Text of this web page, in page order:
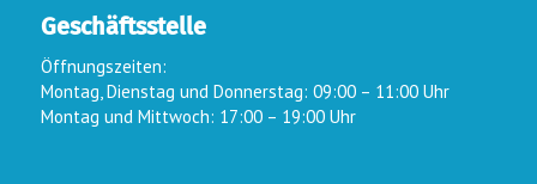
Geschäftsstelle
Öffnungszeiten:
Montag, Dienstag und Donnerstag: 09:00 – 11:00 Uhr
Montag und Mittwoch: 17:00 – 19:00 Uhr